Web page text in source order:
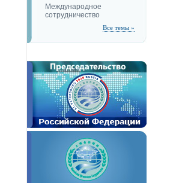
Международное
сотрудничество
Все темы »